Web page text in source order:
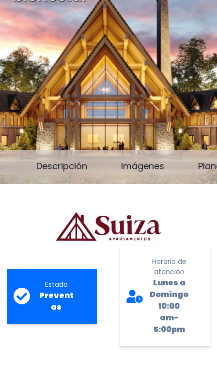
Descripción Imágenes
Estado
Prevent
as
Horario de
atención
Lunes a
Domingo
10:00
am-
5:00pm